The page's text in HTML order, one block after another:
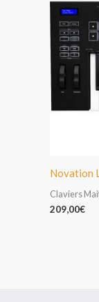
Novation
Claviers
209,00€